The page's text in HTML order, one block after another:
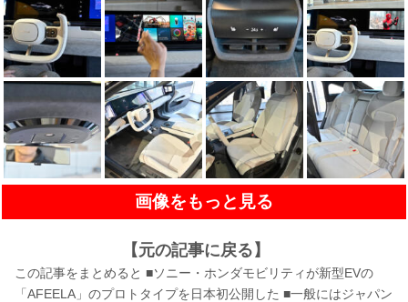
画像をもっと見る
【元の記事に戻る】
この記事をまとめると ■ソニー・ホンダモビリティが新型EVの
「AFEELA」のプロトタイプを日本初公開した ■一般にはジャパン